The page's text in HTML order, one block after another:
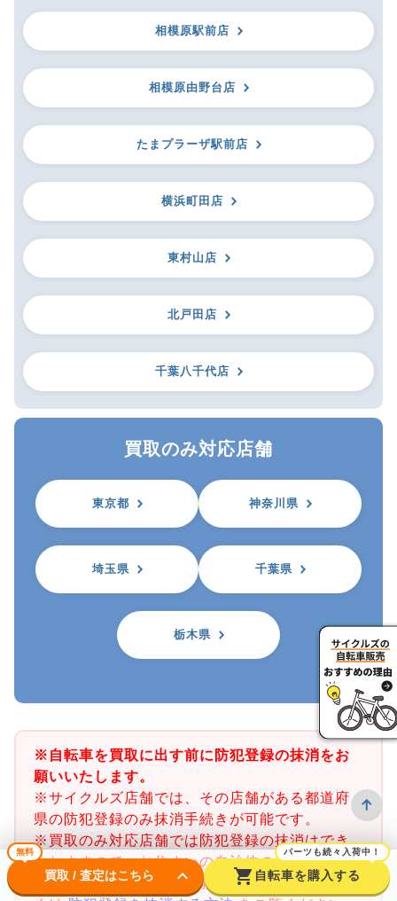
相模原駅前店
相模原由野台店
たまプラーザ駅前店
横浜町田店
東村山店
北戸田店
千葉八千代店
買取のみ対応店舗
東京都 神奈川県
埼玉県 千葉県
栃木県
※自転車を買取に出す前に防犯登録の抹消をお
願いいたします。
※サイクルズ店舗では、その店舗がある都道府
県の防犯登録のみ抹消手続きが可能です。
※買取のみ対応店舗では防犯登録の抹消はでき
かねますので、お住まいの自治体の自転車防犯
登録所で事前に抹消をお願いいたします。詳し
無料
買取 / 査定はこちら keyboard_arrow_down shopping_cart
パーツも続々入荷中！
自転車を購入する